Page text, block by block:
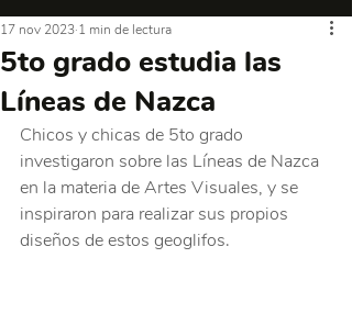
5to grado estudia las
Líneas de Nazca
17 nov 2023 1 min de lectura
Chicos y chicas de 5to grado
investigaron sobre las Líneas de Nazca
en la materia de Artes Visuales, y se
inspiraron para realizar sus propios
diseños de estos geoglifos.